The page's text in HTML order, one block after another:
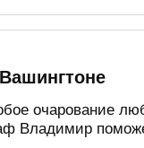
очарование
Владимир